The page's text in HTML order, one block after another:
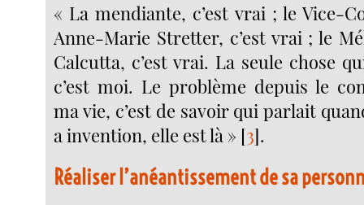
« La mendiante, c’est vrai ; le Vice-
Anne-Marie Stretter, c’est vrai ; le
Calcutta, c’est vrai. La seule chose
c’est moi. Le problème depuis le
ma vie, c’est de savoir qui parlait
a invention, elle est là » [3].
Réaliser l’anéantissement de sa